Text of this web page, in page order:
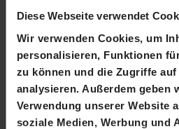
Diese Webseite verwendet
Wir verwenden Cookies, um
personalisieren, Funktionen
zu können und die Zugriffe
analysieren. Außerdem geben
Verwendung unserer Website
soziale Medien, Werbung und
Kontakt
Martin Durchschlag
Chief Executive Officer
T +41 61 606 55 00
martin.durchschlag@hiag.com